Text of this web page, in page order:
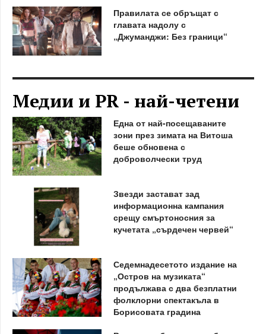
Правилата се обръщат с
главата надолу с
„Джуманджи: Без граници“
Медии и PR - най-четени
Една от най-посещаваните
зони през зимата на Витоша
беше обновена с
доброволчески труд
Звезди застават зад
информационна кампания
срещу смъртоносния за
кучетата „сърдечен червей“
Седемнадесетото издание на
„Остров на музиката“
продължава с два безплатни
фолклорни спектакъла в
Борисовата градина